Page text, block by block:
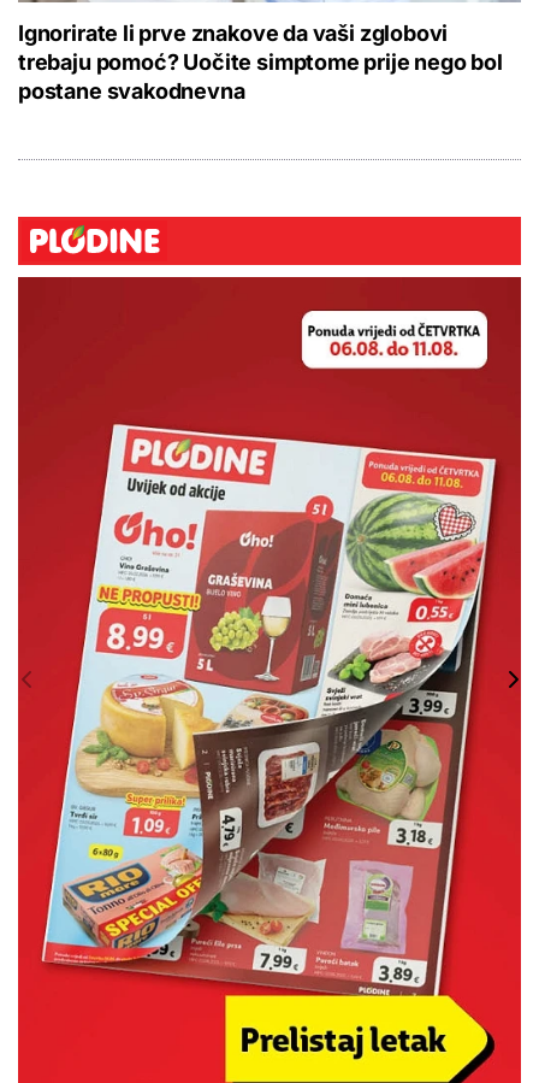
Ignorirate li prve znakove da vaši zglobovi
trebaju pomoć? Uočite simptome prije nego bol
postane svakodnevna